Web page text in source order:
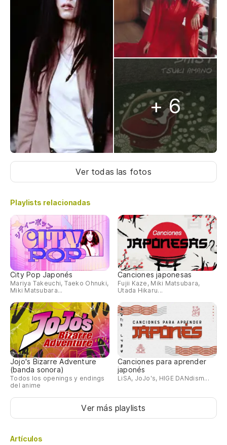
+ 6
Ver todas las fotos
Playlists relacionadas
City Pop Japonés
Mariya Takeuchi, Taeko Ohnuki,
Miki Matsubara...
Canciones japonesas
Fujii Kaze, Miki Matsubara,
Utada Hikaru...
Jojo's Bizarre Adventure
(banda sonora)
Todos los openings y endings
del anime
Canciones para aprender
japonés
LiSA, JoJo's, HIGE DANdism...
Ver más playlists
Artículos